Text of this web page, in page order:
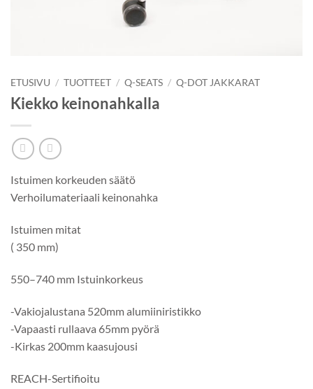
ETUSIVU / TUOTTEET / Q-SEATS / Q-DOT JAKKARAT
Kiekko keinonahkalla
Istuimen korkeuden säätö
Verhoilumateriaali keinonahka
Istuimen mitat
( 350 mm)
550–740 mm Istuinkorkeus
-Vakiojalustana 520mm alumiiniristikko
-Vapaasti rullaava 65mm pyörä
-Kirkas 200mm kaasujousi
REACH-Sertifioitu